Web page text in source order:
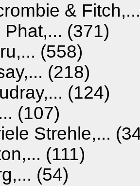
&
Phat,... (371)
(558)
(218)
(124)
(107)
Strehle,...
(111)
(54)